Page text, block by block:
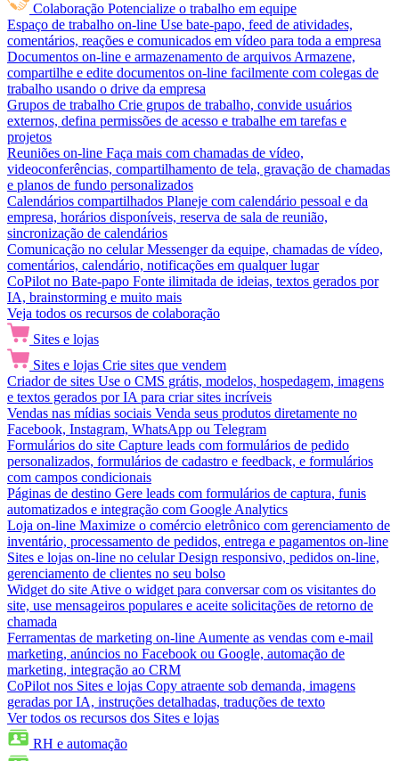
Colaboração Potencialize o trabalho em equipe
Espaço de trabalho on-line Use bate-papo, feed de atividades,
comentários, reações e comunicados em vídeo para toda a empresa
Documentos on-line e armazenamento de arquivos Armazene,
compartilhe e edite documentos on-line facilmente com colegas de
trabalho usando o drive da empresa
Grupos de trabalho Crie grupos de trabalho, convide usuários
externos, defina permissões de acesso e trabalhe em tarefas e
projetos
Reuniões on-line Faça mais com chamadas de vídeo,
videoconferências, compartilhamento de tela, gravação de chamadas
e planos de fundo personalizados
Calendários compartilhados Planeje com calendário pessoal e da
empresa, horários disponíveis, reserva de sala de reunião,
sincronização de calendários
Comunicação no celular Messenger da equipe, chamadas de vídeo,
comentários, calendário, notificações em qualquer lugar
CoPilot no Bate-papo Fonte ilimitada de ideias, textos gerados por
IA, brainstorming e muito mais
Veja todos os recursos de colaboração
Sites e lojas
Sites e lojas Crie sites que vendem
Criador de sites Use o CMS grátis, modelos, hospedagem, imagens
e textos gerados por IA para criar sites incríveis
Vendas nas mídias sociais Venda seus produtos diretamente no
Facebook, Instagram, WhatsApp ou Telegram
Formulários do site Capture leads com formulários de pedido
personalizados, formulários de cadastro e feedback, e formulários
com campos condicionais
Páginas de destino Gere leads com formulários de captura, funis
automatizados e integração com Google Analytics
Loja on-line Maximize o comércio eletrônico com gerenciamento de
inventário, processamento de pedidos, entrega e pagamentos on-line
Sites e lojas on-line no celular Design responsivo, pedidos on-line,
gerenciamento de clientes no seu bolso
Widget do site Ative o widget para conversar com os visitantes do
site, use mensageiros populares e aceite solicitações de retorno de
chamada
Ferramentas de marketing on-line Aumente as vendas com e-mail
marketing, anúncios no Facebook ou Google, automação de
marketing, integração ao CRM
CoPilot nos Sites e lojas Copy atraente sob demanda, imagens
geradas por IA, instruções detalhadas, traduções de texto
Ver todos os recursos dos Sites e lojas
RH e automação